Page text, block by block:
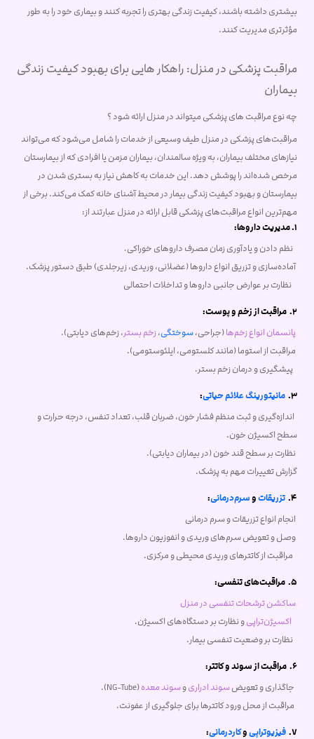
بیشتری داشته باشند، کیفیت زندگی بهتری را تجربه کنند و بیماری خود را به طور
مؤثرتری مدیریت کنند.
مراقبت پزشکی در منزل: راهکار هایی برای بهبود کیفیت زندگی
بیماران
چه نوع مراقبت های پزشکی میتواند در منزل ارائه شود ؟
مراقبت‌های پزشکی در منزل طیف وسیعی از خدمات را شامل می‌شود که می‌تواند
نیازهای مختلف بیماران، به ویژه سالمندان، بیماران مزمن یا افرادی که از بیمارستان
مرخص شده‌اند را پوشش دهد. این خدمات به کاهش نیاز به بستری شدن در
بیمارستان و بهبود کیفیت زندگی بیمار در محیط آشنای خانه کمک می‌کند. برخی از
مهم‌ترین انواع مراقبت‌های پزشکی قابل ارائه در منزل عبارتند از:
1. مدیریت داروها:
نظم دادن و یادآوری زمان مصرف داروهای خوراکی.
آماده‌سازی و تزریق انواع داروها (عضلانی، وریدی، زیرجلدی) طبق دستور پزشک.
نظارت بر عوارض جانبی داروها و تداخلات احتمالی
2. مراقبت از زخم و پوست:
پانسمان انواع زخم‌ها(جراحی،سوختگی،زخم بستر، زخم‌های دیابتی).
مراقبت از استوما (مانند کلستومی، ایلئوستومی).
پیشگیری و درمان زخم بستر.
3. مانیتورینگ علائم حیاتی:
اندازه‌گیری و ثبت منظم فشار خون، ضربان قلب، تعداد تنفس، درجه حرارت و
سطح اکسیژن خون.
نظارت بر سطح قند خون (در بیماران دیابتی).
گزارش تغییرات مهم به پزشک.
4. تزریقاتوسرم‌درمانی:
انجام انواع تزریقات و سرم درمانی
وصل و تعویض سرم‌های وریدی و انفوزیون داروها.
مراقبت از کاتترهای وریدی محیطی و مرکزی.
5. مراقبت‌های تنفسی:
ساکشن ترشحات تنفسی در منزل
اکسیژن‌تراپیو نظارت بر دستگاه‌های اکسیژن.
نظارت بر وضعیت تنفسی بیمار.
6. مراقبت از سوند و کاتتر:
جاگذاری و تعویضسوند ادراریوسوند معده(NG-Tube).
مراقبت از محل ورود کاتترها برای جلوگیری از عفونت.
7. فیزیوتراپیوکاردرمانی: